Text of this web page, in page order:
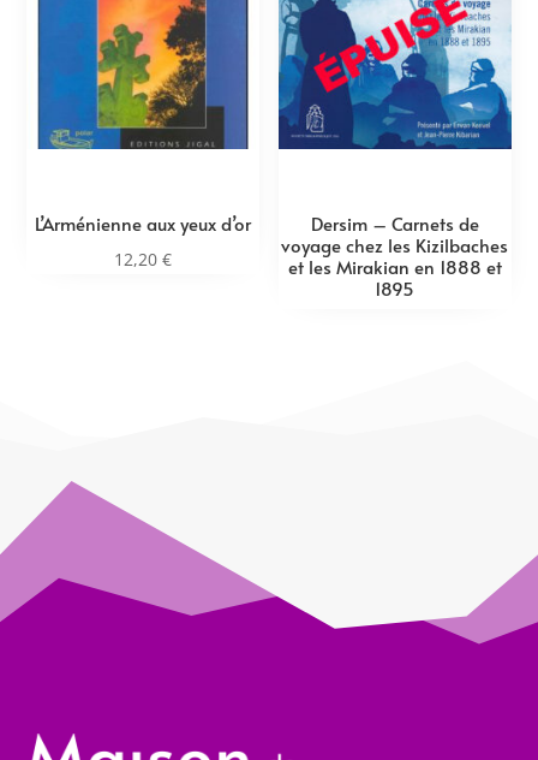
L’Arménienne aux yeux d’or
12,20€
Dersim – Carnets de
voyage chez les Kizilbaches
et les Mirakian en 1888 et
1895